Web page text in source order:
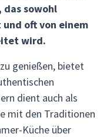
das sowohl
oft von einem
wird.
genießen, bietet
dient auch als
mit den Traditionen
Küche über